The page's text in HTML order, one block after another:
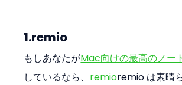
1.remio
もしあなたがMac向けの最高のノー
しているなら、 remioremio は素晴